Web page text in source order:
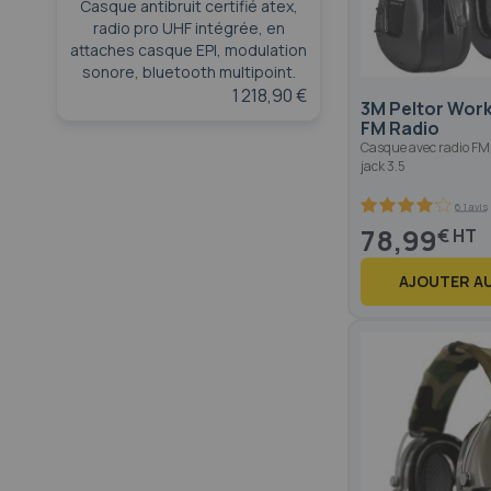
3M Peltor
FM Radio
Casque avec radio
jack 3.5
61 avis
78,99€
AJOUTER
Casque antibruit certifié atex,
radio pro UHF intégrée, en
attaches casque EPI, modulation
sonore, bluetooth multipoint.
1 218,90 €